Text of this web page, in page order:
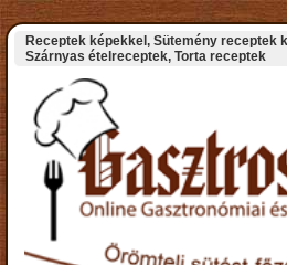
Receptek képekkel, Sütemény receptek
Szárnyas ételreceptek, Torta receptek